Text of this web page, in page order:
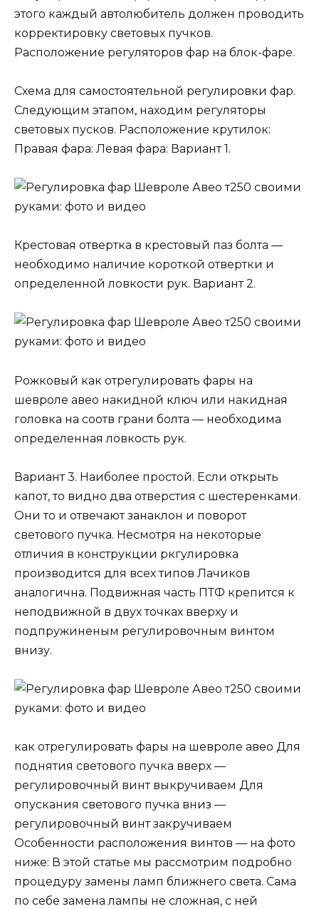
этого каждый автолюбитель должен проводить
корректировку световых пучков.
Расположение регуляторов фар на блок-фаре.
Схема для самостоятельной регулировки фар.
Следующим этапом, находим регуляторы
световых пусков. Расположение крутилок:
Правая фара: Левая фара: Вариант 1.
Крестовая отвертка в крестовый паз болта —
необходимо наличие короткой отвертки и
определенной ловкости рук. Вариант 2.
Рожковый как отрегулировать фары на
шевроле авео накидной ключ или накидная
головка на соотв грани болта — необходима
определенная ловкость рук.
Вариант 3. Наиболее простой. Если открыть
капот, то видно два отверстия с шестеренками.
Они то и отвечают занаклон и поворот
светового пучка. Несмотря на некоторые
отличия в конструкции ркгулировка
производится для всех типов Лачиков
аналогична. Подвижная часть ПТФ крепится к
неподвижной в двух точках вверху и
подпружиненым регулировочным винтом
внизу.
как отрегулировать фары на шевроле авео Для
поднятия светового пучка вверх —
регулировочный винт выкручиваем Для
опускания светового пучка вниз —
регулировочный винт закручиваем
Особенности расположения винтов — на фото
ниже: В этой статье мы рассмотрим подробно
процедуру замены ламп ближнего света. Сама
по себе замена лампы не сложная, с ней